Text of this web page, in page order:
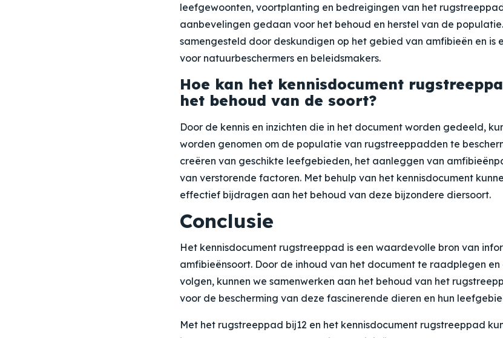
leefgewoonten, voortplanting en bedreigingen van het
aanbevelingen gedaan voor het behoud en herstel van de
samengesteld door deskundigen op het gebied van amfibieën en is
voor natuurbeschermers en beleidsmakers.
Hoe kan het kennisdocument
het behoud van de soort?
Door de kennis en inzichten die in het document worden gedeeld,
worden genomen om de populatie van rugstreeppadden te
creëren van geschikte leefgebieden, het aanleggen van
van verstorende factoren. Met behulp van het kennisdocument
effectief bijdragen aan het behoud van deze bijzondere diersoort.
Conclusie
Het kennisdocument rugstreeppad is een waardevolle bron van
amfibieënsoort. Door de inhoud van het document te raadplegen
volgen, kunnen we samenwerken aan het behoud van het
voor de bescherming van deze fascinerende dieren en hun
Met het rugstreeppad bij12 en het kennisdocument rugstreeppad